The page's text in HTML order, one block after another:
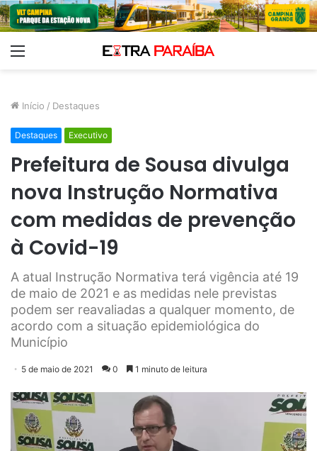
Início / Destaques
Destaques Executivo
Prefeitura de Sousa divulga
nova Instrução Normativa
com medidas de prevenção
à Covid-19
A atual Instrução Normativa terá vigência até 19
de maio de 2021 e as medidas nele previstas
podem ser reavaliadas a qualquer momento, de
acordo com a situação epidemiológica do
Município
5 de maio de 2021 0 1 minuto de leitura